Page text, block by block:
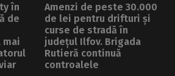
în
de
Amenzi de peste 30.000
de lei pentru drifturi și
curse de stradă în
județul Ilfov. Brigada
Rutieră continuă
controalele